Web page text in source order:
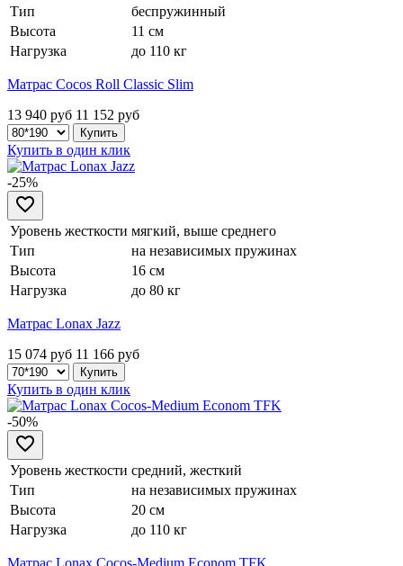
Тип
беспружинный
Высота
11 см
Нагрузка
до 110 кг
Матрас Cocos Roll Classic Slim
13 940 руб 11 152 руб
Купить в один клик
-25%
Уровень жесткости мягкий, выше среднего
Тип
на независимых пружинах
Высота
16 см
Нагрузка
до 80 кг
Матрас Lonax Jazz
15 074 руб 11 166 руб
Купить в один клик
-50%
Уровень жесткости средний, жесткий
Тип
на независимых пружинах
Высота
20 см
Нагрузка
до 110 кг
Матрас Lonax Cocos-Medium Econom TFK